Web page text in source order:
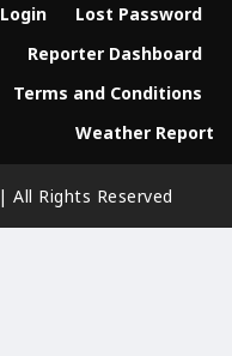
Login
Lost Password
Reporter Dashboard
Terms and Conditions
Weather Report